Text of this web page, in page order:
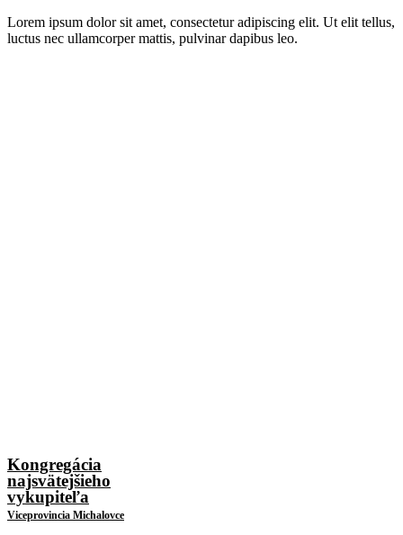
Lorem ipsum dolor sit amet, consectetur adipiscing elit. Ut elit tellus,
luctus nec ullamcorper mattis, pulvinar dapibus leo.
Kongregácia
najsvätejšieho
vykupiteľa
Viceprovincia Michalovce